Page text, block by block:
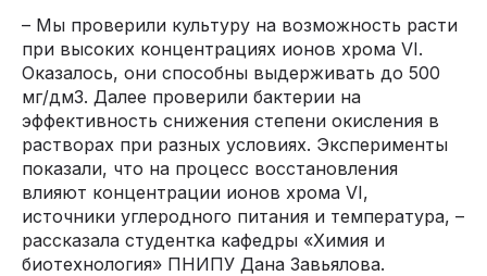
– Мы проверили культуру на возможность расти
при высоких концентрациях ионов хрома VI.
Оказалось, они способны выдерживать до 500
мг/дм3. Далее проверили бактерии на
эффективность снижения степени окисления в
растворах при разных условиях. Эксперименты
показали, что на процесс восстановления
влияют концентрации ионов хрома VI,
источники углеродного питания и температура, –
рассказала студентка кафедры «Химия и
биотехнология» ПНИПУ Дана Завьялова.